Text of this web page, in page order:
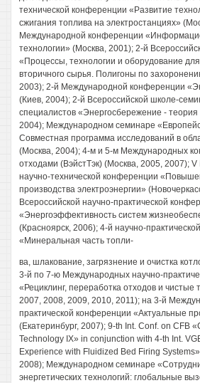
технической конференции «Развитие
сжигания топлива на электростанциях»
Международной конференции
технологии» (Москва, 2001); 2-й
«Процессы, технологии и оборудование
вторичного сырья. Полигоны по
2003); 2-й Международной конференции
(Киев, 2004); 2-й Всероссийской школе-
специалистов «Энергосбережение - теория
2004); Международном семинаре
Совместная программа исследований в
(Москва, 2004); 4-м и 5-м Международных
отходами (ВэйстТэк) (Москва, 2005, 2007);
научно-технической конференции
производства электроэнергии»
Всероссийской научно-практической
«Энергоэффективность систем
(Красноярск, 2006); 4-й научно-
«Минеральная часть топли-
ва, шлакование, загрязнение и очистка
3-й по 7-ю Международных научно-
«Рециклинг, переработка отходов и чистые
2007, 2008, 2009, 2010, 2011); на 3-й
практической конференции «Актуальные
(Екатеринбург, 2007); 9-th Int. Conf. on CFB
Technology IX» in conjunction with 4-th Int.
Experience with Fluidized Bed Firing
2008); Международном семинаре
энергетических технологий: глобальные